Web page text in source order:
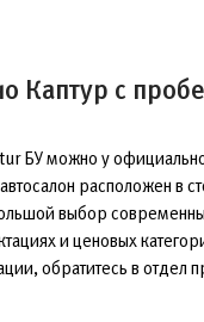
Каптур с
БУ можно у
расположен в
выбор
и ценовых
обратитесь в отдел